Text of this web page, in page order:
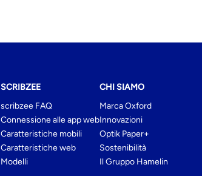
SCRIBZEE
scribzee FAQ
Connessione alle app web
Caratteristiche mobili
Caratteristiche web
Modelli
CHI SIAMO
Marca Oxford
Innovazioni
Optik Paper+
Sostenibilità
Il Gruppo Hamelin